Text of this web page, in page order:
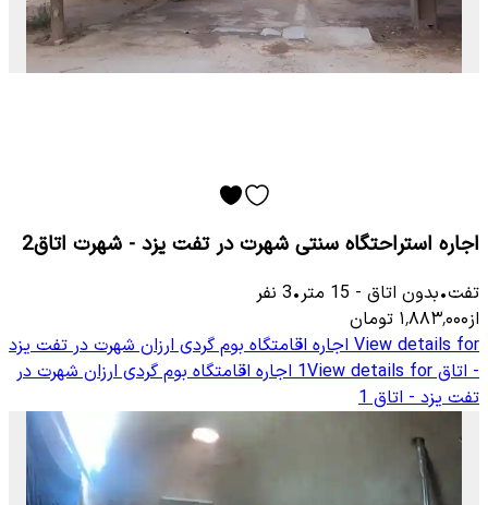
اجاره استراحتگاه سنتی شهرت در تفت یزد - شهرت اتاق2
تفت•بدون اتاق -
15 متر•
3 نفر
از۱٬۸۸۳٬۰۰۰ تومان
View details for اجاره اقامتگاه بوم گردی ارزان شهرت در تفت یزد
- اتاق 1View details for اجاره اقامتگاه بوم گردی ارزان شهرت در
تفت یزد - اتاق 1